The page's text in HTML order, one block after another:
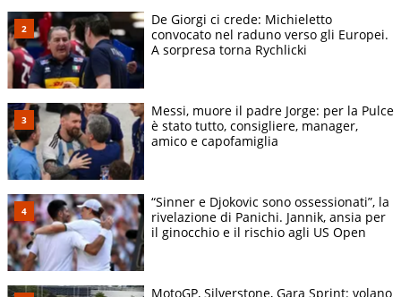
De Giorgi ci crede: Michieletto
convocato nel raduno verso gli Europei.
A sorpresa torna Rychlicki
Messi, muore il padre Jorge: per la Pulce
è stato tutto, consigliere, manager,
amico e capofamiglia
“Sinner e Djokovic sono ossessionati”, la
rivelazione di Panichi. Jannik, ansia per
il ginocchio e il rischio agli US Open
MotoGP, Silverstone, Gara Sprint: volano